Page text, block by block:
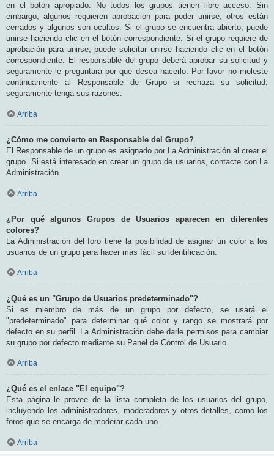
en el botón apropiado. No todos los grupos tienen libre acceso. Sin
embargo, algunos requieren aprobación para poder unirse, otros están
cerrados y algunos son ocultos. Si el grupo se encuentra abierto, puede
unirse haciendo clic en el botón correspondiente. Si el grupo requiere de
aprobación para unirse, puede solicitar unirse haciendo clic en el botón
correspondiente. El responsable del grupo deberá aprobar su solicitud y
seguramente le preguntará por qué desea hacerlo. Por favor no moleste
continuamente al Responsable de Grupo si rechaza su solicitud;
seguramente tenga sus razones.
Arriba
¿Cómo me convierto en Responsable del Grupo?
El Responsable de un grupo es asignado por La Administración al crear el
grupo. Si está interesado en crear un grupo de usuarios, contacte con La
Administración.
Arriba
¿Por qué algunos Grupos de Usuarios aparecen en diferentes
colores?
La Administración del foro tiene la posibilidad de asignar un color a los
usuarios de un grupo para hacer más fácil su identificación.
Arriba
¿Qué es un "Grupo de Usuarios predeterminado"?
Si es miembro de más de un grupo por defecto, se usará el
"predeterminado" para determinar qué color y rango se mostrará por
defecto en su perfil. La Administración debe darle permisos para cambiar
su grupo por defecto mediante su Panel de Control de Usuario.
Arriba
¿Qué es el enlace "El equipo"?
Esta página le provee de la lista completa de los usuarios del grupo,
incluyendo los administradores, moderadores y otros detalles, como los
foros que se encarga de moderar cada uno.
Arriba